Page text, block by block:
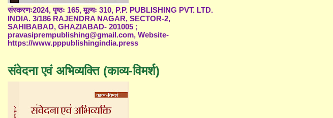
संस्करणः2024, पृष्ठः 165, मूल्यः 310, P.P. PUBLISHING PVT. LTD.
INDIA. 3/186 RAJENDRA NAGAR, SECTOR-2,
SAHIBABAD, GHAZIABAD- 201005 ;
pravasiprempublishing@gmail.com, Website-
https://www.pppublishingindia.press
संवेदना एवं अभिव्यक्ति (काव्य-विमर्श)